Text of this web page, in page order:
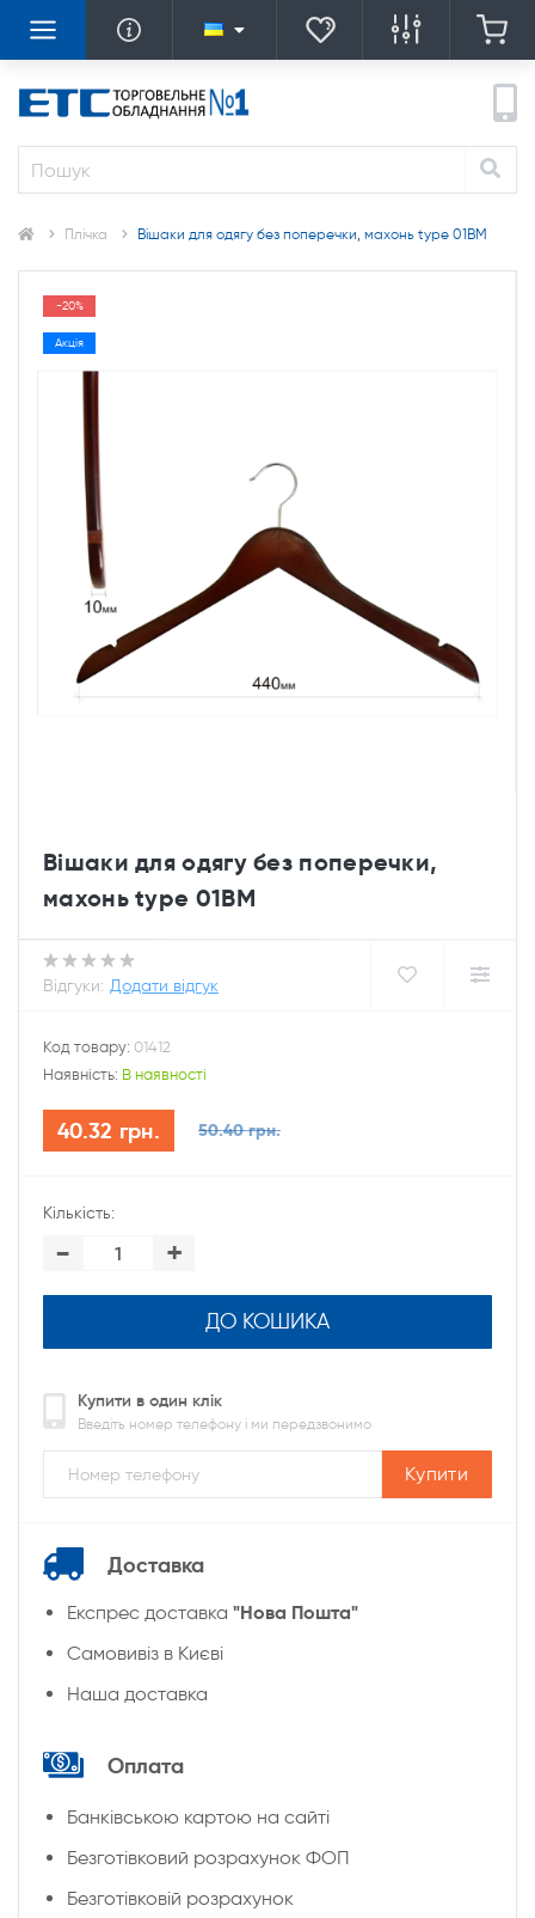
Плічка Вішаки для одягу без поперечки, махонь type 01ВМ
-20%
Акція
Вішаки для одягу без поперечки,
махонь type 01ВМ
Відгуки: Додати відгук
Код товару: 01412
Наявність: В наявності
40.32 грн. 50.40 грн.
Кількість:
- +
ДО КОШИКА
Купити в один клік
Введіть номер телефону і ми передзвонимо
Купити
Доставка
Експрес доставка "Нова Пошта"
Cамовивіз в Києві
Наша доставка
Оплата
Банківською картою на сайті
Безготівковий розрахунок ФОП
Безготівковій розрахунок